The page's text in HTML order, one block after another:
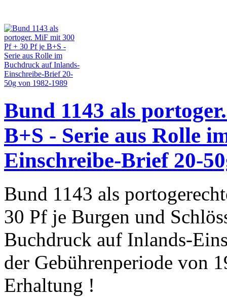
Bund 1143 als
B+S - Serie aus Rolle
Einschreibe-Brief 20-
Bund 1143 als
30 Pf je Burgen und
Buchdruck auf Inlands-
der Gebührenperiode von
Erhaltung !